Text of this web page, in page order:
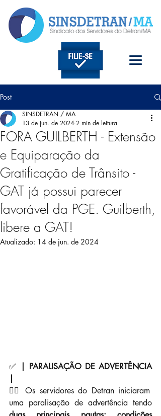
Post
FORA GUILBERTH - Extensão
e Equiparação da
Gratificação de Trânsito -
GAT já possui parecer
favorável da PGE. Guilberth,
libere a GAT!
SINSDETRAN / MA
13 de jun. de 2024 2 min de leitura
Atualizado: 14 de jun. de 2024
✅
| PARALISAÇÃO DE ADVERTÊNCIA
👉🏼 Os servidores do Detran iniciaram